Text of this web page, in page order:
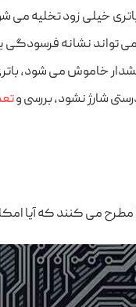
خیلی زود تخلیه
‌تواند نشانه
می ‌شود، باتری
شارژ نشود، بررسی و
مطرح می ‌کنند که آیا